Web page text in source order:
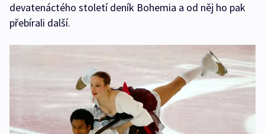
devatenáctého století deník Bohemia a od něj ho pak
přebírali další.